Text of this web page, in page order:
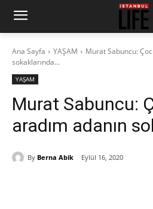
Ana Sayfa YAŞAM
Murat Sabuncu:
sokaklarında...
YAŞAM
Murat Sabuncu:
aradım adanın
By Berna Abik Eylül 16, 2020